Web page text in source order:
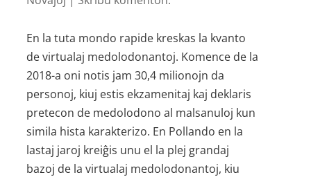
En la tuta mondo rapide kreskas la kvanto
de virtualaj medolodonantoj. Komence de la
2018-a oni notis jam 30,4 milionojn da
personoj, kiuj estis ekzamenitaj kaj deklaris
pretecon de medolodono al malsanuloj kun
simila hista karakterizo. En Pollando en la
lastaj jaroj kreiĝis unu el la plej grandaj
bazoj de la virtualaj medolodonantoj, kiu